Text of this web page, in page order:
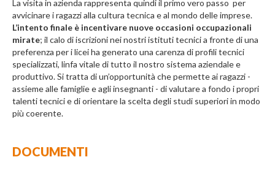
La visita in azienda rappresenta quindi il primo vero passo per
avvicinare i ragazzi alla cultura tecnica e al mondo delle imprese.
L’intento finale è incentivare nuove occasioni occupazionali
mirate; il calo di iscrizioni nei nostri istituti tecnici a fronte di una
preferenza per i licei ha generato una carenza di profili tecnici
specializzati, linfa vitale di tutto il nostro sistema aziendale e
produttivo. Si tratta di un’opportunità che permette ai ragazzi -
assieme alle famiglie e agli insegnanti - di valutare a fondo i propri
talenti tecnici e di orientare la scelta degli studi superiori in modo
più coerente.
DOCUMENTI